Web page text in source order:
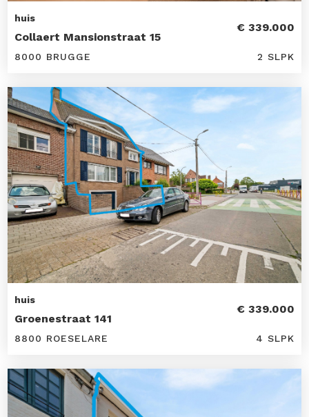
huis
Collaert Mansionstraat 15
€ 339.000
8000 BRUGGE 2 SLPK
huis
Groenestraat 141
€ 339.000
8800 ROESELARE 4 SLPK